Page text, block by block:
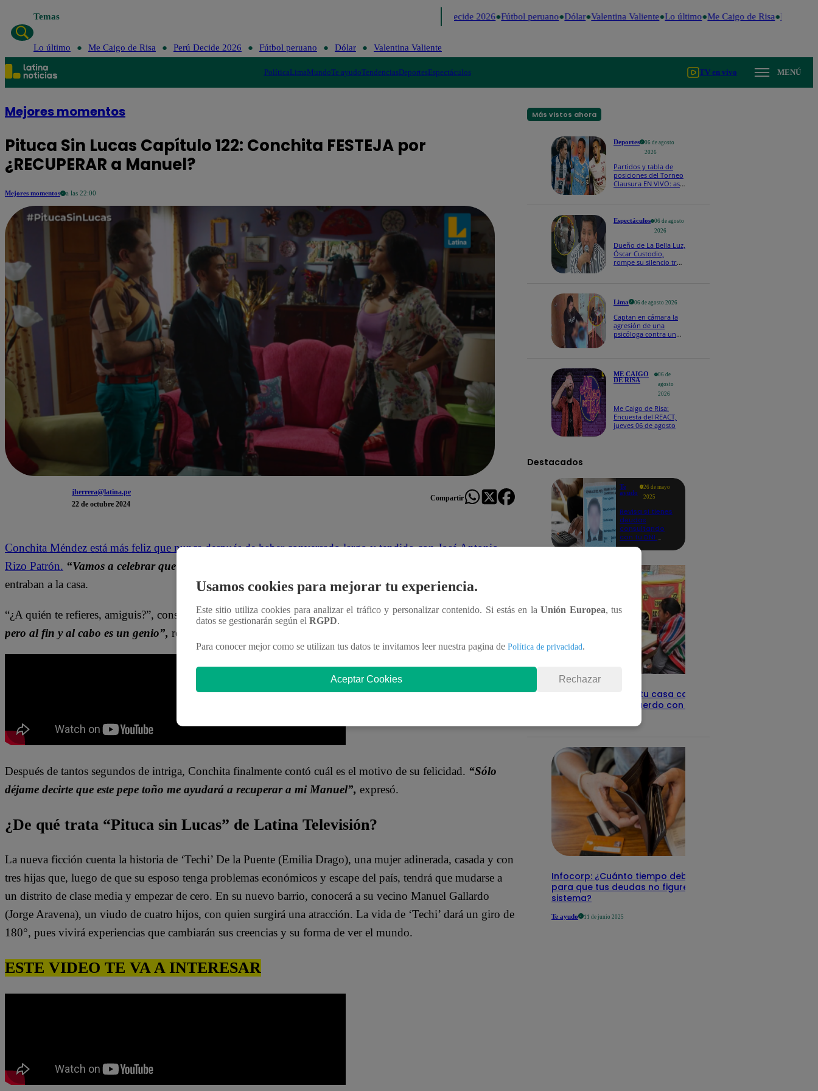
Temas Perú Decide 2026 Fútbol peruano Dólar Valentina Valiente Lo último Me Caigo de Risa Perú
Lo último Me Caigo de Risa Perú Decide 2026 Fútbol peruano Dólar Valentina Valiente
PolíticaLimaMundoTe ayudoTendenciasDeportesEspectáculos TV en vivo MENÚ
Mejores momentos
Pituca Sin Lucas Capítulo 122: Conchita FESTEJA por
¿RECUPERAR a Manuel?
Mejores momentos a las 22:00
jherrera@latina.pe
22 de octubre 2024
Compartir
Conchita Méndez está más feliz que nunca después de haber conversado largo y tendido con José Antonio
Rizo Patrón. “Vamos a celebrar que por fin el mundo está girando a mi favor”,
entraban a la casa.
“¿A quién te refieres, amiguis?”, consultó Enrí.“Al esposo de la Trencha, es un poco pituquis y creído,
pero al fin y al cabo es un genio”, respondió Conchita muy feliz.
Después de tantos segundos de intriga, Conchita finalmente contó cuál es el motivo de su felicidad. “Sólo
déjame decirte que este pepe toño me ayudará a recuperar a mi Manuel”, expresó.
¿De qué trata “Pituca sin Lucas” de Latina Televisión?
La nueva ficción cuenta la historia de ‘Techi’ De la Puente (Emilia Drago), una mujer adinerada, casada y con
tres hijas que, luego de que su esposo tenga problemas económicos y escape del país, tendrá que mudarse a
un distrito de clase media y empezar de cero. En su nuevo barrio, conocerá a su vecino Manuel Gallardo
(Jorge Aravena), un viudo de cuatro hijos, con quien surgirá una atracción. La vida de ‘Techi’ dará un giro de
180°, pues vivirá experiencias que cambiarán sus creencias y su forma de ver el mundo.
ESTE VIDEO TE VA A INTERESAR
Más vistos ahora
Deportes
06 de agosto
2026
Partidos y tabla de
posiciones del Torneo
Clausura EN VIVO: así
Espectáculos
06 de agosto
2026
Dueño de La Bella Luz,
Óscar Custodio,
rompe su silencio tras
Lima 06 de agosto 2026
Captan en cámara la
agresión de una
psicóloga contra un
ME CAIGO
DE RISA
06 de
agosto
2026
Me Caigo de Risa:
Encuesta del REACT,
jueves 06 de agosto
Destacados
Te
ayudo
26 de mayo
2025
Revisa si tienes
deudas
consultando
con tu DNI:
aquí los
detalles
Revisa con tu DNI si tu casa califica
como pobre, de acuerdo con el Sisfoh
Infocorp: ¿Cuánto tiempo debe pasar
para que tus deudas no figuren en su
sistema?
Te ayudo 11 de junio 2025
Usamos cookies para mejorar tu experiencia.
Este sitio utiliza cookies para analizar el tráfico y personalizar contenido. Si estás en laUnión Europea, tus
datos se gestionarán según el RGPD.
Para conocer mejor como se utilizan tus datos te invitamos leer nuestra pagina de Política de privacidad.
Aceptar Cookies Rechazar